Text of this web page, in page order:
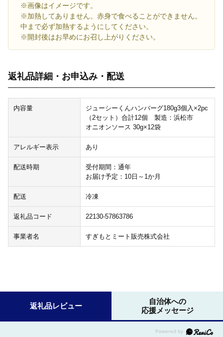
※画像はイメージです。
※加熱してありません。赤身で食べることができません。
中まで必ず加熱するようにしてください。
※開封後はお早めにお召し上がりください。
返礼品詳細・お申込み・配送
内容量
ジューシーくんハンバーグ180g3個入×2pc
（2セット）合計12個 製造：浜松市
オニオンソース 30g×12袋
アレルギー表示 あり
配送時期
受付期間：通年
お届け予定：10日～1か月
配送 冷凍
返礼品コード 22130-57863786
事業者名 すぎもとミート販売株式会社
返礼品レビュー
自治体への
応援メッセージ